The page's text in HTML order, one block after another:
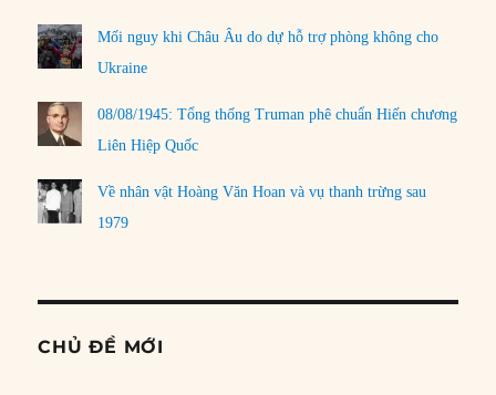
Mối nguy khi Châu Âu do dự hỗ trợ phòng không cho
Ukraine
08/08/1945: Tổng thống Truman phê chuẩn Hiến chương
Liên Hiệp Quốc
Về nhân vật Hoàng Văn Hoan và vụ thanh trừng sau
1979
CHỦ ĐỀ MỚI